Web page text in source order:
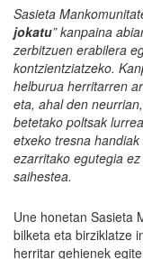
Sasieta
jokatu” kanpaina
zerbitzuen erabilera
kontzientziatzeko.
helburua herritarren
eta, ahal den
betetako poltsak
etxeko tresna
ezarritako egutegia
saihestea.
Une honetan Sasieta
bilketa eta birziklatze
herritar gehienek